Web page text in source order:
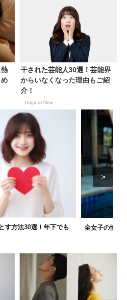
熱
干された芸能人30選！芸能界
からいなくなった理由もご紹
介！
Original New
す方法30選！年下でも
全女子の憧れ